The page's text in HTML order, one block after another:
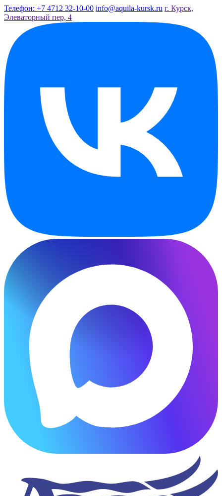
Телефон: +7 4712 32-10-00 info@aquila-kursk.ru г. Курск,
Элеваторный пер, 4